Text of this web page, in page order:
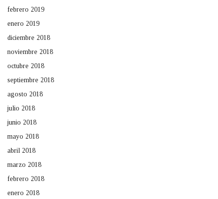
febrero 2019
enero 2019
diciembre 2018
noviembre 2018
octubre 2018
septiembre 2018
agosto 2018
julio 2018
junio 2018
mayo 2018
abril 2018
marzo 2018
febrero 2018
enero 2018